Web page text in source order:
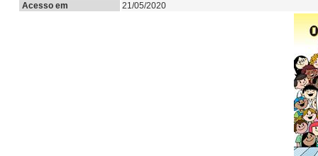
Acesso em
21/05/2020